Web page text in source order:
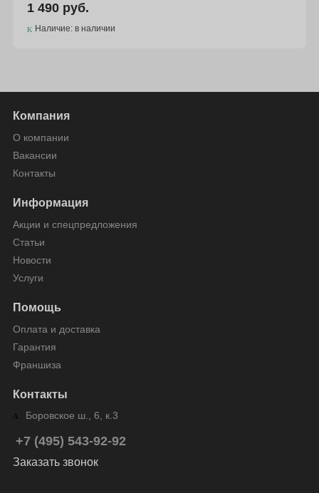
1 490 руб.
Наличие: в наличии
Компания
О компании
Вакансии
Контакты
Информация
Акции и спецпредложения
Статьи
Новости
Услуги
Помощь
Оплата и доставка
Гарантия
Франшиза
Контакты
Боровское ш., 6, к.3
+7 (495) 543-92-92
Заказать звонок